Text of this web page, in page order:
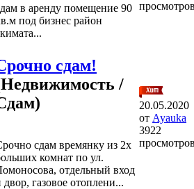
в аренду помещение 90
под бизнес район
сдам!
/
сдам времянку из 2х
комнат по ул.
отдельный вход
двор, газовое отоплени...
20.05.2020
от Ayauka
3922